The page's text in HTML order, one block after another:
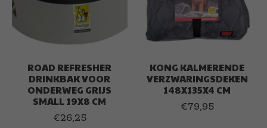
ROAD REFRESHER
DRINKBAK VOOR
ONDERWEG GRIJS
SMALL 19X8 CM
€26,25
KONG KALMERENDE
VERZWARINGSDEKEN
148X135X4 CM
€79,95